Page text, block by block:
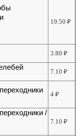
19.50₽
3.80₽
7.10₽
4₽
/
7.10₽